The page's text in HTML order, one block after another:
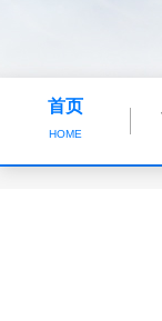
首页
HOME